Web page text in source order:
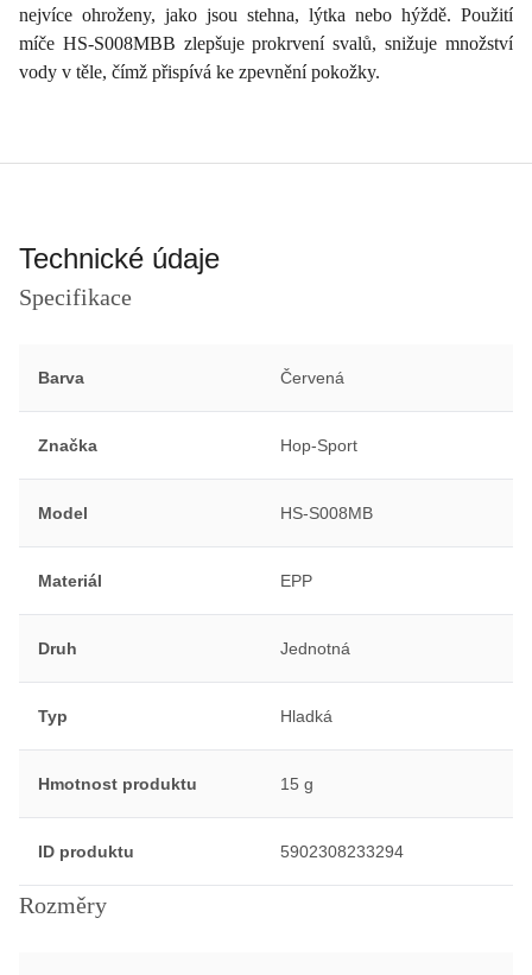
nejvíce ohroženy, jako jsou stehna, lýtka nebo hýždě. Použití
míče HS-S008MBB zlepšuje prokrvení svalů, snižuje množství
vody v těle, čímž přispívá ke zpevnění pokožky.
Technické údaje
Specifikace
Barva Červená
Značka Hop-Sport
Model HS-S008MB
Materiál EPP
Druh Jednotná
Typ Hladká
Hmotnost produktu 15 g
ID produktu 5902308233294
Rozměry